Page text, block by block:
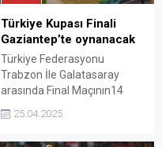
Türkiye Kupası Finali
Gaziantep’te oynanacak
Türkiye Federasyonu
Trabzon İle Galatasaray
arasında Final Maçının14
oynanacağını duyurdu.
25.04.2025